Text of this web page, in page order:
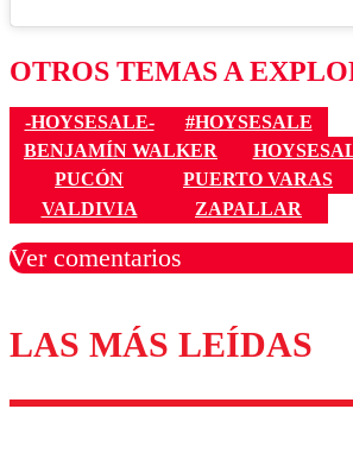
OTROS TEMAS A
-HOYSESALE-
#HOYSESALE
BENJAMÍN WALKER
PUCÓN
PUERTO VARAS
VALDIVIA
ZAPALLAR
Ver comentarios
Los comentarios son moderados
diálogo respetuoso.
LAS MÁS LEÍDAS